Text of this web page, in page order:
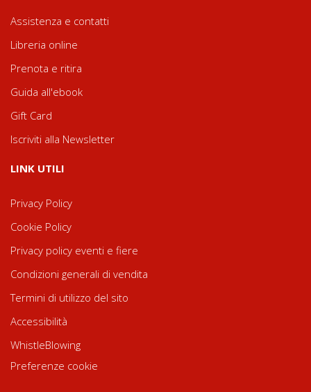
Assistenza e contatti
Libreria online
Prenota e ritira
Guida all'ebook
Gift Card
Iscriviti alla Newsletter
LINK UTILI
Privacy Policy
Cookie Policy
Privacy policy eventi e fiere
Condizioni generali di vendita
Termini di utilizzo del sito
Accessibilità
WhistleBlowing
Preferenze cookie